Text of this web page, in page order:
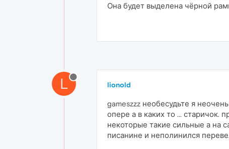
Она будет выделена чёрной
L lionold
gameszzz необесудьте я
опере а в каких то ...
некоторые такие сильные а на
писанине и неполинился